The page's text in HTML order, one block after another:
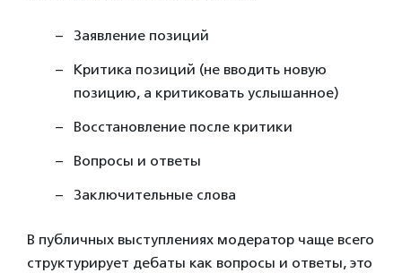
Заявление позиций
Критика позиций (не вводить новую
позицию, а критиковать услышанное)
Восстановление после критики
Вопросы и ответы
Заключительные слова
В публичных выступлениях модератор чаще всего
структурирует дебаты как вопросы и ответы, это